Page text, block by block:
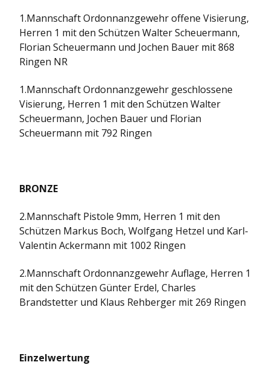
1.Mannschaft Ordonnanzgewehr offene Visierung,
Herren 1 mit den Schützen Walter Scheuermann,
Florian Scheuermann und Jochen Bauer mit 868
Ringen NR
1.Mannschaft Ordonnanzgewehr geschlossene
Visierung, Herren 1 mit den Schützen Walter
Scheuermann, Jochen Bauer und Florian
Scheuermann mit 792 Ringen
BRONZE
2.Mannschaft Pistole 9mm, Herren 1 mit den
Schützen Markus Boch, Wolfgang Hetzel und Karl-
Valentin Ackermann mit 1002 Ringen
2.Mannschaft Ordonnanzgewehr Auflage, Herren 1
mit den Schützen Günter Erdel, Charles
Brandstetter und Klaus Rehberger mit 269 Ringen
Einzelwertung